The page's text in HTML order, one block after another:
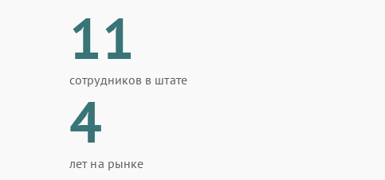
11
сотрудников в штате
4
лет на рынке